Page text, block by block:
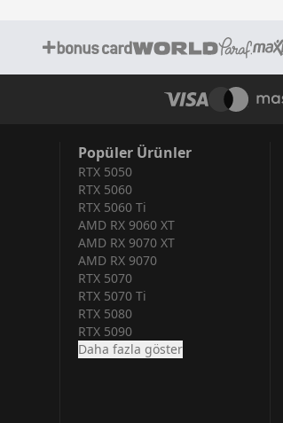
Popüler Ürünler
RTX 5050
RTX 5060
RTX 5060 Ti
AMD RX 9060 XT
AMD RX 9070 XT
AMD RX 9070
RTX 5070
RTX 5070 Ti
RTX 5080
RTX 5090
Daha fazla göster